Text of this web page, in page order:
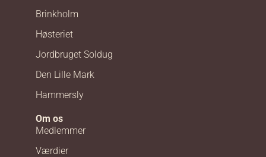
Brinkholm
Høsteriet
Jordbruget Soldug
Den Lille Mark
Hammersly
Om os
Medlemmer
Værdier